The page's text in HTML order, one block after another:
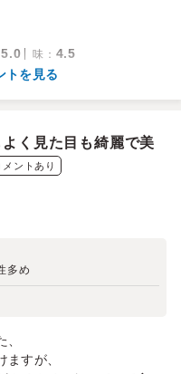
5.0 味 ： 4.5
トを見る
く見た目も綺麗で美
ントあり
多め
すが、